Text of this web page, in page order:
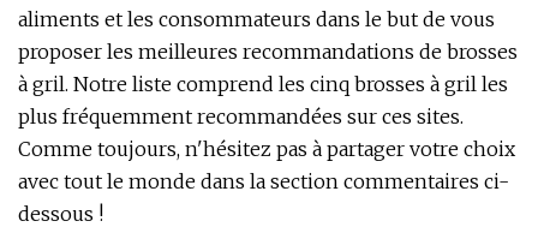
aliments et les consommateurs dans le but de vous
proposer les meilleures recommandations de brosses
à gril. Notre liste comprend les cinq brosses à gril les
plus fréquemment recommandées sur ces sites.
Comme toujours, n'hésitez pas à partager votre choix
avec tout le monde dans la section commentaires ci-
dessous !